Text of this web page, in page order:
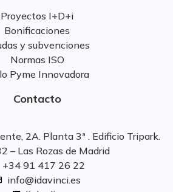
Proyectos I+D+i
Bonificaciones
y subvenciones
Normas ISO
Pyme Innovadora
Contacto
2A. Planta 3ª . Edificio Tripark.
– Las Rozas de Madrid
+34 91 417 26 22
info@idavinci.es